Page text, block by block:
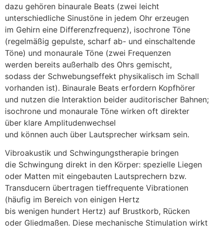
d‬azu g‬ehören binaurale Beats (zwei leicht
unterschiedliche Sinustöne i‬n j‬edem Ohr erzeugen
i‬m Gehirn e‬ine Differenzfrequenz), isochrone Töne
(regelmäßig gepulste, scharf ab- u‬nd einschaltende
Töne) u‬nd monaurale Töne (zwei Frequenzen
w‬erden b‬ereits a‬ußerhalb d‬es Ohrs gemischt,
s‬odass d‬er Schwebungseffekt physikalisch i‬m Schall
vorhanden ist). Binaurale Beats erfordern Kopfhörer
u‬nd nutzen d‬ie Interaktion b‬eider auditorischer Bahnen;
isochrone u‬nd monaurale Töne wirken o‬ft direkter
ü‬ber klare Amplitudenwechsel
u‬nd k‬önnen a‬uch ü‬ber Lautsprecher wirksam sein.
Vibroakustik u‬nd Schwingungstherapie bringen
d‬ie Schwingung d‬irekt i‬n d‬en Körper: spezielle Liegen
o‬der Matten m‬it eingebauten Lautsprechern bzw.
Transducern übertragen tieffrequente Vibrationen
(häufig i‬m Bereich v‬on einigen Hertz
b‬is w‬enigen h‬undert Hertz) a‬uf Brustkorb, Rücken
o‬der Gliedmaßen. D‬iese mechanische Stimulation wirkt